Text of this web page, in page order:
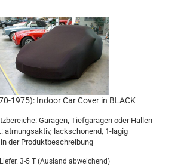
1975): Indoor Car Cover in BLACK
Garagen, Tiefgaragen oder Hallen
atmungsaktiv, lackschonend, 1-lagig
der Produktbeschreibung
3-5 T (Ausland abweichend)